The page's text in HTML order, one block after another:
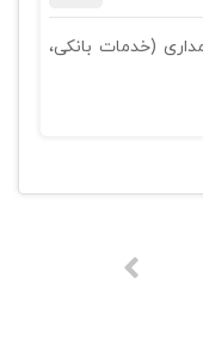
(خدمات بانکی،